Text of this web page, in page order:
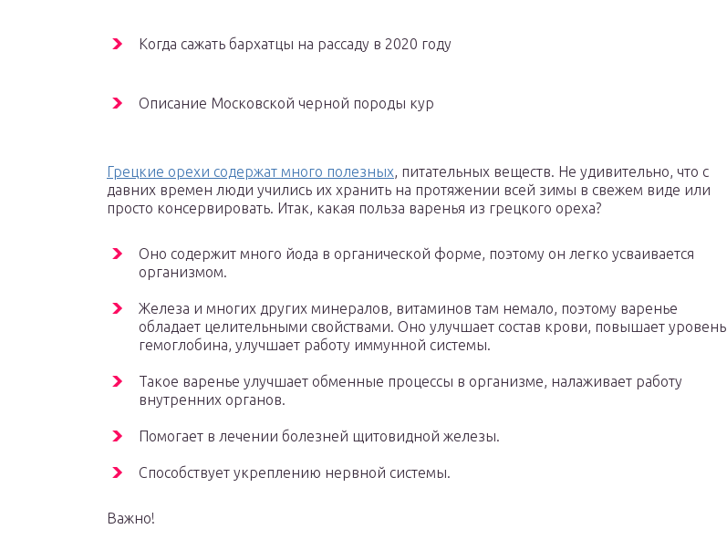
Когда сажать бархатцы на рассаду в 2020 году
Описание Московской черной породы кур
Грецкие орехи содержат много полезных, питательных веществ. Не удивительно, что с
давних времен люди учились их хранить на протяжении всей зимы в свежем виде или
просто консервировать. Итак, какая польза варенья из грецкого ореха?
Оно содержит много йода в органической форме, поэтому он легко усваивается
организмом.
Железа и многих других минералов, витаминов там немало, поэтому варенье
обладает целительными свойствами. Оно улучшает состав крови, повышает уровень
гемоглобина, улучшает работу иммунной системы.
Такое варенье улучшает обменные процессы в организме, налаживает работу
внутренних органов.
Помогает в лечении болезней щитовидной железы.
Способствует укреплению нервной системы.
Важно!